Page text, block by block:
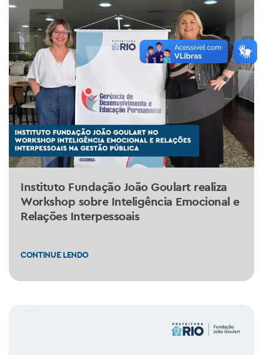
Instituto Fundação João Goulart realiza
Workshop sobre Inteligência Emocional e
Relações Interpessoais
CONTINUE LENDO